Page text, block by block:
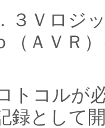
３Ｖロジ
（ＡＶＲ
トコルが
録として